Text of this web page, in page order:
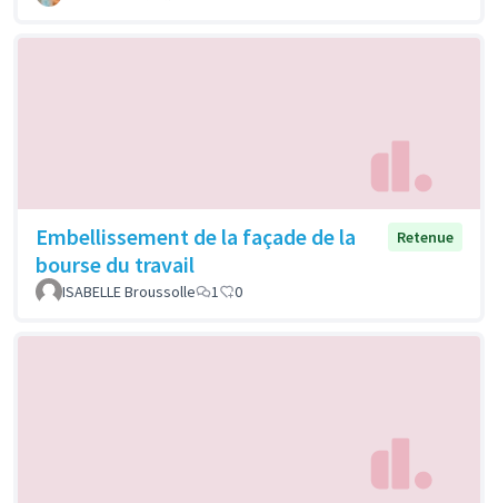
Embellissement de la façade de la
bourse du travail
Retenue
ISABELLE Broussolle 1 0